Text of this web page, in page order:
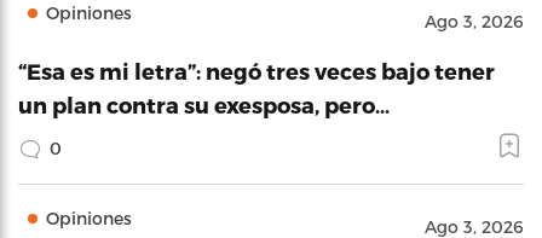
Opiniones Ago 3, 2026
“Esa es mi letra”: negó tres veces bajo tener
un plan contra su exesposa, pero…
0
Opiniones Ago 3, 2026